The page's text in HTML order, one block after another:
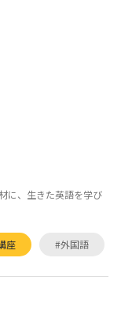
に、生きた英語を学び
座 #外国語